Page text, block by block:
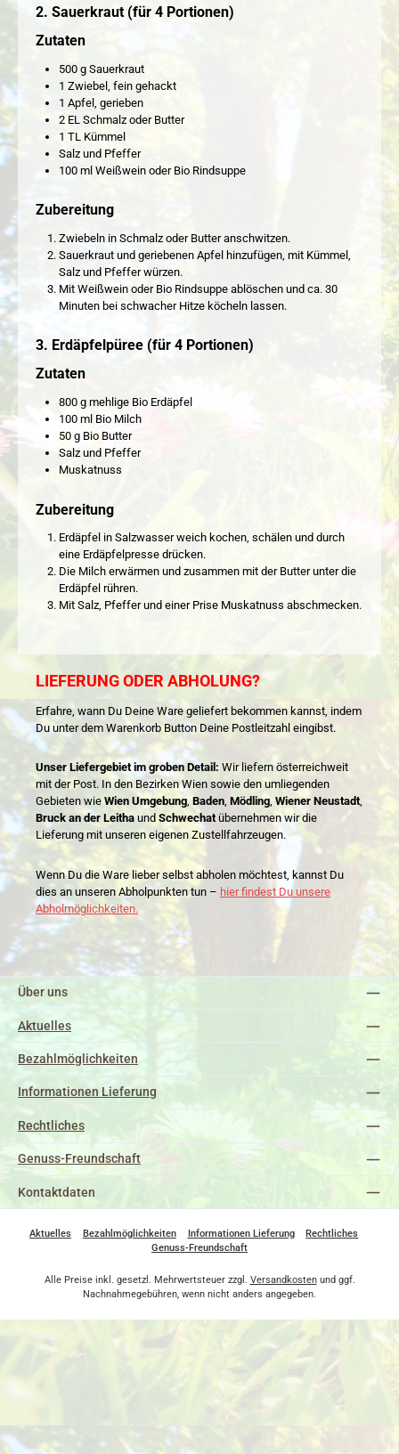
2. Sauerkraut (für 4 Portionen)
Zutaten
500 g Sauerkraut
1 Zwiebel, fein gehackt
1 Apfel, gerieben
2 EL Schmalz oder Butter
1 TL Kümmel
Salz und Pfeffer
100 ml Weißwein oder Bio Rindsuppe
Zubereitung
Zwiebeln in Schmalz oder Butter anschwitzen.
Sauerkraut und geriebenen Apfel hinzufügen, mit Kümmel,
Salz und Pfeffer würzen.
Mit Weißwein oder Bio Rindsuppe ablöschen und ca. 30
Minuten bei schwacher Hitze köcheln lassen.
3. Erdäpfelpüree (für 4 Portionen)
Zutaten
800 g mehlige Bio Erdäpfel
100 ml Bio Milch
50 g Bio Butter
Salz und Pfeffer
Muskatnuss
Zubereitung
Erdäpfel in Salzwasser weich kochen, schälen und durch
eine Erdäpfelpresse drücken.
Die Milch erwärmen und zusammen mit der Butter unter die
Erdäpfel rühren.
Mit Salz, Pfeffer und einer Prise Muskatnuss abschmecken.
LIEFERUNG ODER ABHOLUNG?
Erfahre, wann Du Deine Ware geliefert bekommen kannst, indem
Du unter dem Warenkorb Button Deine Postleitzahl eingibst.
Unser Liefergebiet im groben Detail: Wir liefern österreichweit
mit der Post. In den Bezirken Wien sowie den umliegenden
Gebieten wie Wien Umgebung, Baden, Mödling, Wiener Neustadt,
Bruck an der Leitha und Schwechatübernehmen wir die
Lieferung mit unseren eigenen Zustellfahrzeugen.
Wenn Du die Ware lieber selbst abholen möchtest, kannst Du
dies an unseren Abholpunkten tun – hier findest Du unsere
Abholmöglichkeiten.
Über uns
Aktuelles
Bezahlmöglichkeiten
Informationen Lieferung
Rechtliches
Genuss-Freundschaft
Kontaktdaten
Aktuelles Bezahlmöglichkeiten Informationen Lieferung
Rechtliches
Genuss-Freundschaft
Alle Preise inkl. gesetzl. Mehrwertsteuer zzgl. Versandkostenund ggf.
Nachnahmegebühren, wenn nicht anders angegeben.